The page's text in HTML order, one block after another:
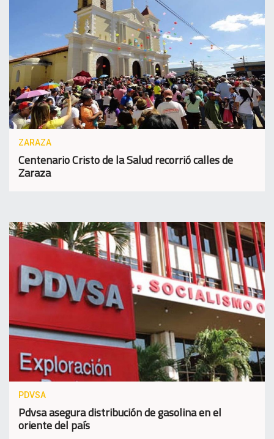
ZARAZA
Centenario Cristo de la Salud recorrió calles de
Zaraza
PDVSA
Pdvsa asegura distribución de gasolina en el
oriente del país